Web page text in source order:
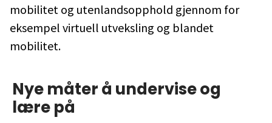
mobilitet og utenlandsopphold gjennom for
eksempel virtuell utveksling og blandet
mobilitet.
Nye måter å undervise og
lære på